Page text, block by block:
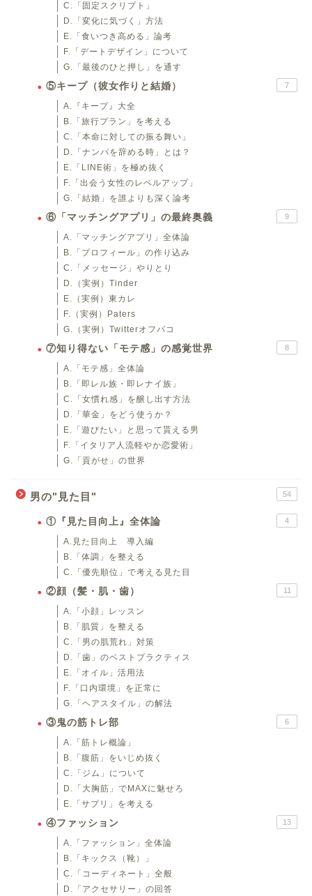
C.「固定スクリプト」
D.「変化に気づく」方法
E.「食いつき高める」論考
F.「デートデザイン」について
G.「最後のひと押し」を通す
⑤キープ（彼女作りと結婚） 7
A.『キープ』大全
B.「旅行プラン」を考える
C.「本命に対しての振る舞い」
D.「ナンパを辞める時」とは？
E.「LINE術」を極め抜く
F.「出会う女性のレベルアップ」
G.「結婚」を誰よりも深く論考
⑥「マッチングアプリ」の最終奥義 9
A.「マッチングアプリ」全体論
B.「プロフィール」の作り込み
C.「メッセージ」やりとり
D.（実例）Tinder
E.（実例）東カレ
F.（実例）Paters
G.（実例）Twitterオフパコ
⑦知り得ない「モテ感」の感覚世界 8
A.「モテ感」全体論
B.「即レル族・即レナイ族」
C.「女慣れ感」を醸し出す方法
D.「華金」をどう使うか？
E.「遊びたい」と思って貰える男
F.「イタリア人流軽やか恋愛術」
G.「貢がせ」の世界
男の"見た目" 54
①『見た目向上』全体論 4
A.見た目向上 導入編
B.「体調」を整える
C.「優先順位」で考える見た目
②顔（髪・肌・歯） 11
A.「小顔」レッスン
B.「肌質」を整える
C.「男の肌荒れ」対策
D.「歯」のベストプラクティス
E.「オイル」活用法
F.「口内環境」を正常に
G.「ヘアスタイル」の解法
③鬼の筋トレ部 6
A.「筋トレ概論」
B.「腹筋」をいじめ抜く
C.「ジム」について
D.「大胸筋」でMAXに魅せろ
E.「サプリ」を考える
④ファッション 13
A.「ファッション」全体論
B.「キックス（靴）」
C.「コーディネート」全般
D.「アクセサリー」の回答